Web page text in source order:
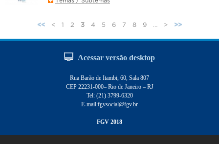
á
<< < 1 2 3 4 5 6 7 8 9 > >>
Acessar versão desktop
Rua Barão de Itambi, 60, Sala 807
CEP 22231-000– Rio de Janeiro – RJ
Tel: (21) 3799-6320
E-mail:fgvsocial@fgv.br
FGV 2018